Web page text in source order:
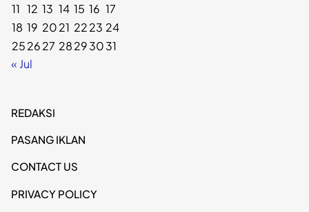
11 12 13 14 15 16 17
18 19 2021 2223 24
252627 28293031
« Jul
REDAKSI
PASANG IKLAN
CONTACT US
PRIVACY POLICY